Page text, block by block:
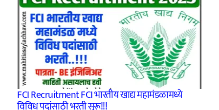
FCI Recruitment FCI भारतीय खाद्य महामंडळामध्ये
विविध पदांसाठी भरती सुरू!!!